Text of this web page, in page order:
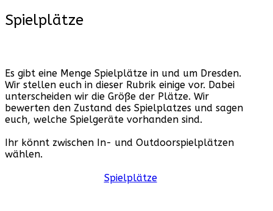
Spielplätze
Es gibt eine Menge Spielplätze in und um Dresden.
Wir stellen euch in dieser Rubrik einige vor. Dabei
unterscheiden wir die Größe der Plätze. Wir
bewerten den Zustand des Spielplatzes und sagen
euch, welche Spielgeräte vorhanden sind.
Ihr könnt zwischen In- und Outdoorspielplätzen
wählen.
Spielplätze